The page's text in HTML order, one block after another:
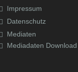
Impressum
Datenschutz
Mediaten
Mediadaten Download